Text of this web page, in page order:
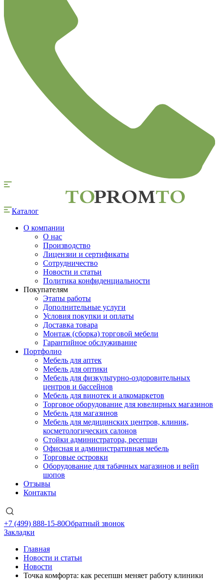
Каталог
О компании
О нас
Производство
Лицензии и сертификаты
Сотрудничество
Новости и статьи
Политика конфиденциальности
Покупателям
Этапы работы
Дополнительные услуги
Условия покупки и оплаты
Доставка товара
Монтаж (сборка) торговой мебели
Гарантийное обслуживание
Портфолио
Мебель для аптек
Мебель для оптики
Мебель для физкультурно-оздоровительных
центров и бассейнов
Мебель для винотек и алкомаркетов
Торговое оборудование для ювелирных магазинов
Мебель для магазинов
Мебель для медицинских центров, клиник,
косметологических салонов
Стойки администратора, ресепшн
Офисная и административная мебель
Торговые островки
Оборудование для табачных магазинов и вейп
шопов
Отзывы
Контакты
+7 (499) 888-15-80Обратный звонок
Закладки
Главная
Новости и статьи
Новости
Точка комфорта: как ресепшн меняет работу клиники